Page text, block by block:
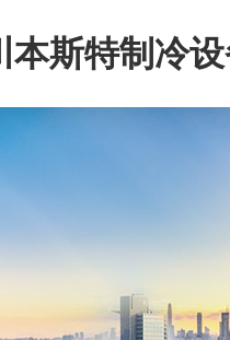
本斯特制冷